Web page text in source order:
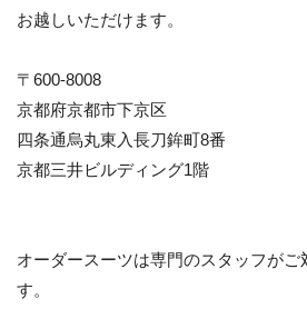
お越しいただけます。
〒600-8008
京都府京都市下京区
四条通烏丸東入長刀鉾町8番
京都三井ビルディング1階
オーダースーツは専門のスタッフがご
す。